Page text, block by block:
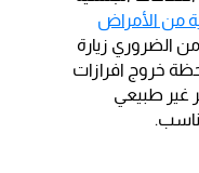
من الأمراض
الضروري زيارة
خروج افرازات
غير طبيعي